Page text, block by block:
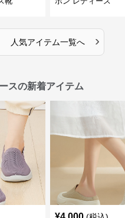
人気アイテム一覧へ ›
スの新着アイテム